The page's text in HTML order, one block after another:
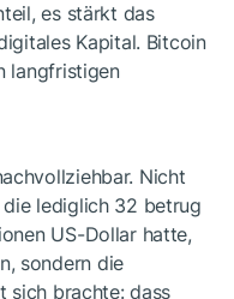
es stärkt das
Kapital. Bitcoin
langfristigen
Nicht
die lediglich 32 betrug
US-Dollar hatte,
sondern die
sich brachte: dass